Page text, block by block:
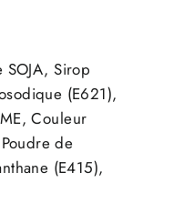
SOJA, Sirop
(E621),
Couleur
de
(E415),